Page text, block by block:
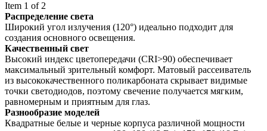
Item 1 of 2
Распределение света
Широкий угол излучения (120°) идеально подходит для
создания основного освещения.
Качественный свет
Высокий индекс цветопередачи (CRI>90) обеспечивает
максимальный зрительный комфорт. Матовый рассеиватель
из высококачественного поликарбоната скрывает видимые
точки светодиодов, поэтому свечение получается мягким,
равномерным и приятным для глаз.
Разнообразие моделей
Квадратные белые и черные корпуса различной мощности